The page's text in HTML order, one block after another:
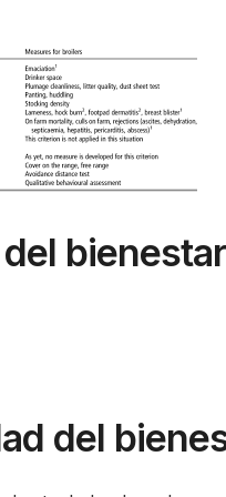
del